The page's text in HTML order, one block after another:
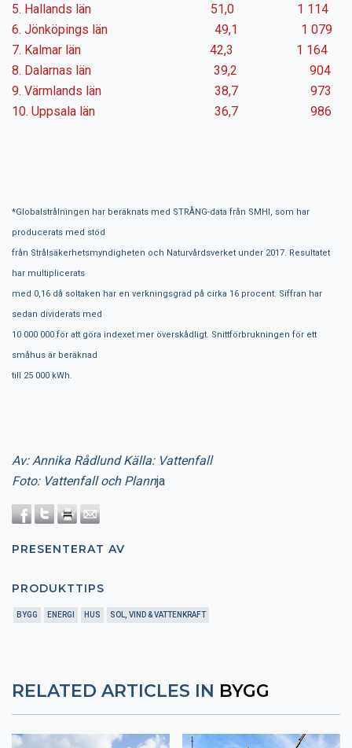
5. Hallands län 51,0 1 114
6. Jönköpings län 49,1 1 079
7. Kalmar län 42,3 1 164
8. Dalarnas län 39,2 904
9. Värmlands län 38,7 973
10. Uppsala län 36,7 986
*Globalstrålningen har beräknats med STRÅNG-data från SMHI, som har
producerats med stöd
från Strålsäkerhetsmyndigheten och Naturvårdsverket under 2017. Resultatet
har multiplicerats
med 0,16 då soltaken har en verkningsgrad på cirka 16 procent. Siffran har
sedan dividerats med
10 000 000 för att göra indexet mer överskådligt. Snittförbrukningen för ett
småhus är beräknad
till 25 000 kWh.
Av: Annika Rådlund Källa: Vattenfall
Foto: Vattenfall och Plannja
PRESENTERAT AV
PRODUKTTIPS
BYGG ENERGI HUS SOL, VIND & VATTENKRAFT
RELATED ARTICLES IN BYGG